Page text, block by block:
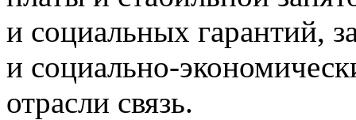
и социальных гарантий,
и социально-
отрасли связь.